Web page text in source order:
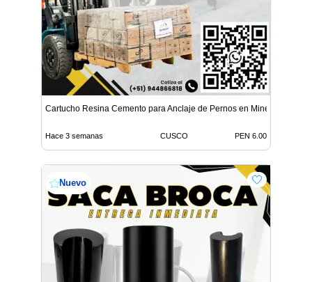
Cartucho Resina Cemento para Anclaje de Pernos en Minería
Hace 3 semanas CUSCO PEN 6.00
Nuevo